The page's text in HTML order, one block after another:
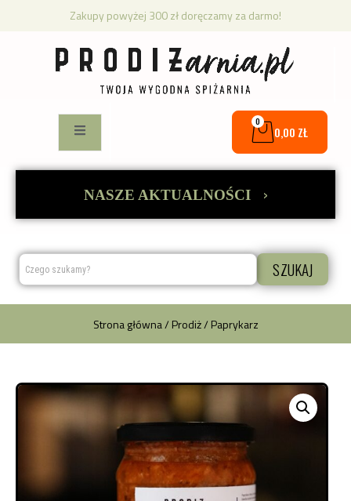
Zakupy powyżej 300 zł doręczamy za darmo!
0,00 ZŁ
0
NASZE AKTUALNOŚCI ›
SZUKAJ
Strona główna/ Prodiż/ Paprykarz